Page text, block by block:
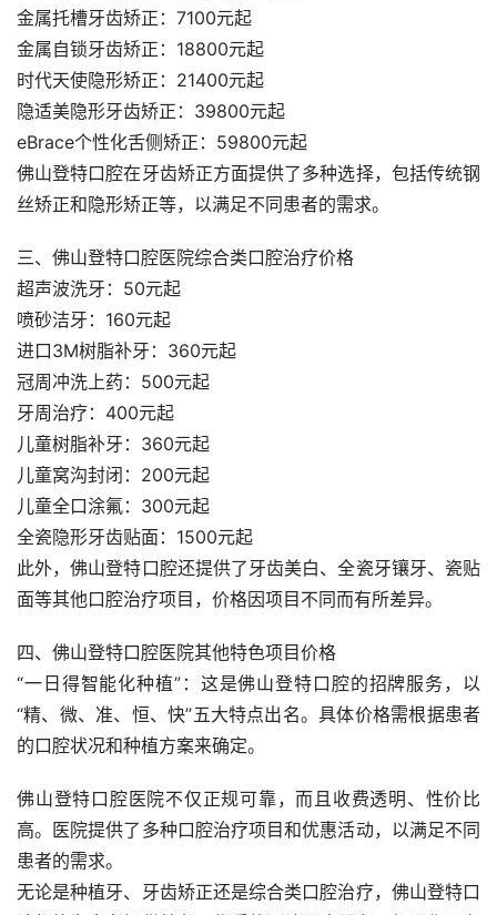
金属托槽牙齿矫正：7100元起
金属自锁牙齿矫正：18800元起
时代天使隐形矫正：21400元起
隐适美隐形牙齿矫正：39800元起
eBrace个性化舌侧矫正：59800元起
佛山登特口腔在牙齿矫正方面提供了多种选择，包括传统钢
丝矫正和隐形矫正等，以满足不同患者的需求。
三、佛山登特口腔医院综合类口腔治疗价格
超声波洗牙：50元起
喷砂洁牙：160元起
进口3M树脂补牙：360元起
冠周冲洗上药：500元起
牙周治疗：400元起
儿童树脂补牙：360元起
儿童窝沟封闭：200元起
儿童全口涂氟：300元起
全瓷隐形牙齿贴面：1500元起
此外，佛山登特口腔还提供了牙齿美白、全瓷牙镶牙、瓷贴
面等其他口腔治疗项目，价格因项目不同而有所差异。
四、佛山登特口腔医院其他特色项目价格
“一日得智能化种植”：这是佛山登特口腔的招牌服务，以
“精、微、准、恒、快”五大特点出名。具体价格需根据患者
的口腔状况和种植方案来确定。
佛山登特口腔医院不仅正规可靠，而且收费透明、性价比
高。医院提供了多种口腔治疗项目和优惠活动，以满足不同
患者的需求。
无论是种植牙、牙齿矫正还是综合类口腔治疗，佛山登特口